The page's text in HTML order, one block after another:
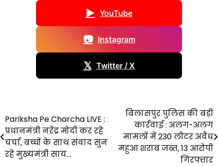
▶ YouTube
📷 Instagram
𝕏 Twitter / X
Post
navigation
Pariksha Pe Charcha LIVE :
प्रधानमंत्री नरेंद्र मोदी कर रहे
चर्चा, बच्चों के साथ संवाद सुन
रहे मुख्यमंत्री साय…
बिलासपुर पुलिस की बड़ी
कार्रवाई : अलग-अलग
मामलों में 230 लीटर अवैध
महुआ शराब जब्त, 13 आरोपी
गिरफ्तार